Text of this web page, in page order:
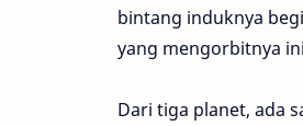
bintang induknya
yang mengorbitnya
Dari tiga planet, ada